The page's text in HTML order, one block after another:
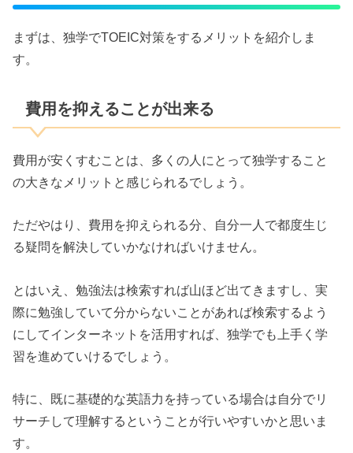
まずは、独学でTOEIC対策をするメリットを紹介しま
す。
費用を抑えることが出来る
費用が安くすむことは、多くの人にとって独学すること
の大きなメリットと感じられるでしょう。
ただやはり、費用を抑えられる分、自分一人で都度生じ
る疑問を解決していかなければいけません。
とはいえ、勉強法は検索すれば山ほど出てきますし、実
際に勉強していて分からないことがあれば検索するよう
にしてインターネットを活用すれば、独学でも上手く学
習を進めていけるでしょう。
特に、既に基礎的な英語力を持っている場合は自分でリ
サーチして理解するということが行いやすいかと思いま
す。